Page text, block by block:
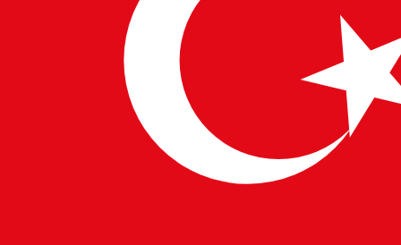
Yapay Zekanın İş Gücü Evrimindeki Rolü
Yapay zeka destekli otomasyonun yükselişi iş piyasasını
yeniden şekillendiriyor.
Teknoloji yeteneği işe alım
, dünya genelinde
belirlemek, değerlendirmek ve yerleştirmek
için
yapay zeka destekli araçları giderek daha fazla
kullanıyor. Bu durum, işletmelerin profesyonelleri doğru